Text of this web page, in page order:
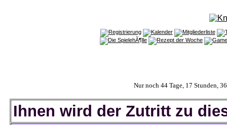
Nur noch 44 Tage, 17 Stunden,
Ihnen wird der Zutritt zu